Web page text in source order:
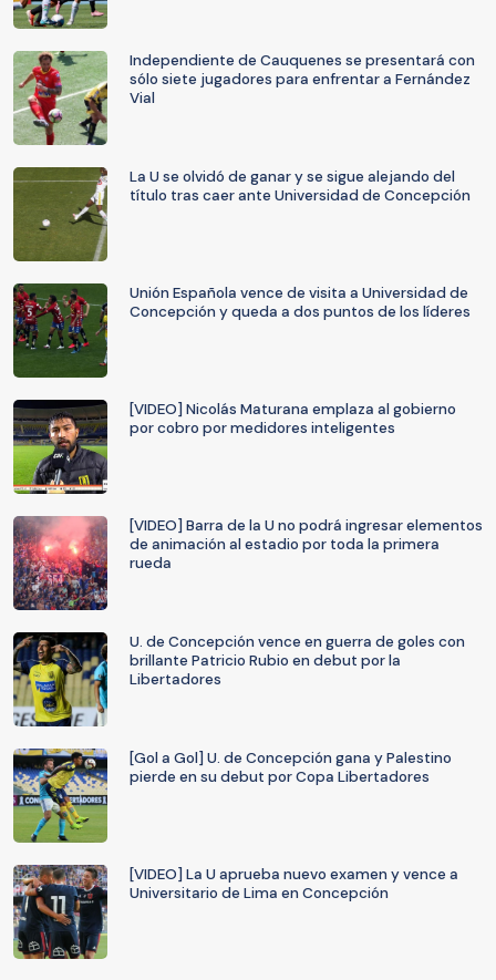
Independiente de Cauquenes se presentará con
sólo siete jugadores para enfrentar a Fernández
Vial
La U se olvidó de ganar y se sigue alejando del
título tras caer ante Universidad de Concepción
Unión Española vence de visita a Universidad de
Concepción y queda a dos puntos de los líderes
[VIDEO] Nicolás Maturana emplaza al gobierno
por cobro por medidores inteligentes
[VIDEO] Barra de la U no podrá ingresar elementos
de animación al estadio por toda la primera
rueda
U. de Concepción vence en guerra de goles con
brillante Patricio Rubio en debut por la
Libertadores
[Gol a Gol] U. de Concepción gana y Palestino
pierde en su debut por Copa Libertadores
[VIDEO] La U aprueba nuevo examen y vence a
Universitario de Lima en Concepción